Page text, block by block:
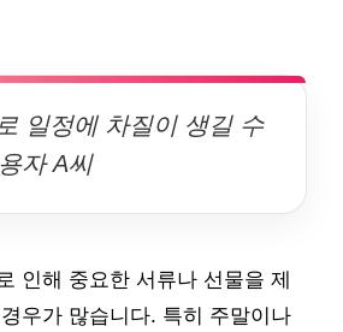
일정에 차질이 생길 수
자 A씨
인해 중요한 서류나 선물을 제
우가 많습니다. 특히 주말이나